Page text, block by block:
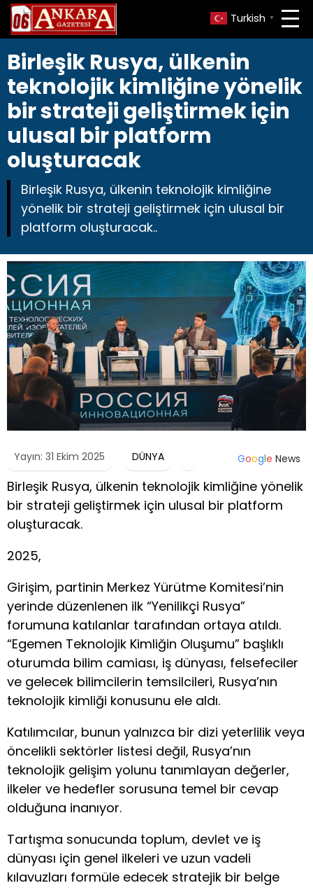
Turkish ▼
Birleşik Rusya, ülkenin
teknolojik kimliğine yönelik
bir strateji geliştirmek için
ulusal bir platform
oluşturacak
Birleşik Rusya, ülkenin teknolojik kimliğine
yönelik bir strateji geliştirmek için ulusal bir
platform oluşturacak..
Yayın: 31 Ekim 2025 DÜNYA Google News
Birleşik Rusya, ülkenin teknolojik kimliğine yönelik
bir strateji geliştirmek için ulusal bir platform
oluşturacak.
2025,
Girişim, partinin Merkez Yürütme Komitesi’nin
yerinde düzenlenen ilk “Yenilikçi Rusya”
forumuna katılanlar tarafından ortaya atıldı.
“Egemen Teknolojik Kimliğin Oluşumu” başlıklı
oturumda bilim camiası, iş dünyası, felsefeciler
ve gelecek bilimcilerin temsilcileri, Rusya’nın
teknolojik kimliği konusunu ele aldı.
Katılımcılar, bunun yalnızca bir dizi yeterlilik veya
öncelikli sektörler listesi değil, Rusya’nın
teknolojik gelişim yolunu tanımlayan değerler,
ilkeler ve hedefler sorusuna temel bir cevap
olduğuna inanıyor.
Tartışma sonucunda toplum, devlet ve iş
dünyası için genel ilkeleri ve uzun vadeli
kılavuzları formüle edecek stratejik bir belge